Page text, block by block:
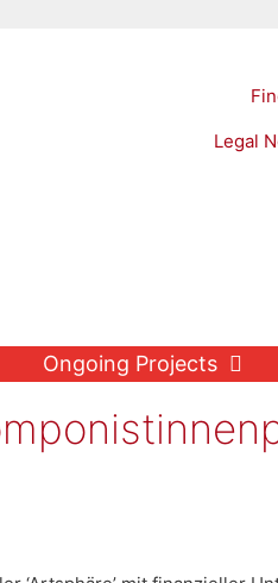
Legal
Ongoing Projects